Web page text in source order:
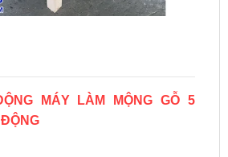
MÁY LÀM MỘNG GỖ 5